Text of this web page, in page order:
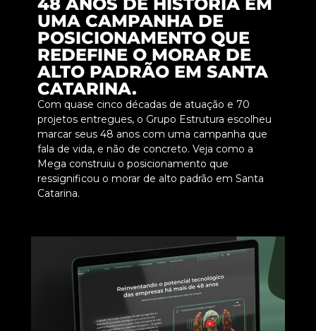
UMA CAMPANHA DE
POSICIONAMENTO QUE
REDEFINE O MORAR DE
ALTO PADRÃO EM SANTA
CATARINA.
Com quase cinco décadas de atuação e 70
projetos entregues, o Grupo Estrutura escolheu
marcar seus 48 anos com uma campanha que
fala de vida, e não de concreto. Veja como a
Mega construiu o posicionamento que
ressignificou o morar de alto padrão em Santa
Catarina.